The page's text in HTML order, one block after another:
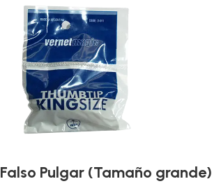
Falso Pulgar (Tamaño grande)